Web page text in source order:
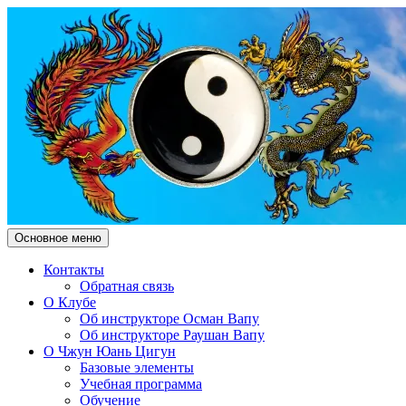
Чжун Юань Цигун Клуб
Поиск
Основное меню Перейти
к
Контакты
Обратная связь
О Клубе
Об инструкторе Осман Вапу
Об инструкторе Раушан Вапу
О Чжун Юань Цигун
Базовые элементы
Учебная программа
Обучение